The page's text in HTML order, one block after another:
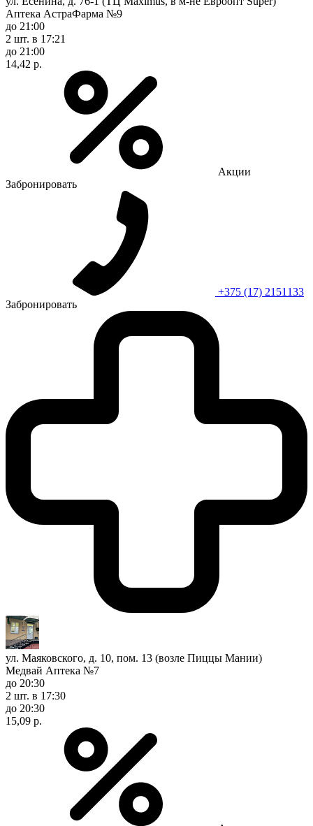
Аптека АстраФарма №9
до 21:00
2 шт. в 17:21
до 21:00
14,42 р.
Акции
Забронировать
+375 (17) 2151133
Забронировать
ул. Маяковского, д. 10, пом. 13 (возле Пиццы Мании)
Медвай Аптека №7
до 20:30
2 шт. в 17:30
до 20:30
15,09 р.